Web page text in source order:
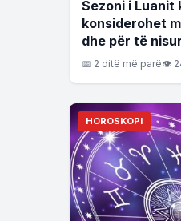
Sezoni i Luanit
konsiderohet
dhe për të
📅 2 ditë më parë👁
HOROSKOPI